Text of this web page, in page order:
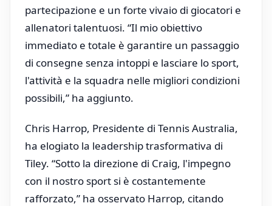
partecipazione e un forte vivaio di giocatori e
allenatori talentuosi. “Il mio obiettivo
immediato e totale è garantire un passaggio
di consegne senza intoppi e lasciare lo sport,
l'attività e la squadra nelle migliori condizioni
possibili,” ha aggiunto.
Chris Harrop, Presidente di Tennis Australia,
ha elogiato la leadership trasformativa di
Tiley. “Sotto la direzione di Craig, l'impegno
con il nostro sport si è costantemente
rafforzato,” ha osservato Harrop, citando